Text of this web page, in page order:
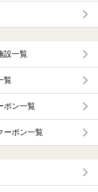
設一覧
覧
ポン一覧
ーポン一覧